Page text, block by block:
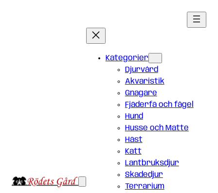
Kategorier
Djurvård
Akvaristik
Gnagare
Fjäderfä och fågel
Hund
Husse och Matte
Häst
Katt
Lantbruksdjur
Skadedjur
Terrarium